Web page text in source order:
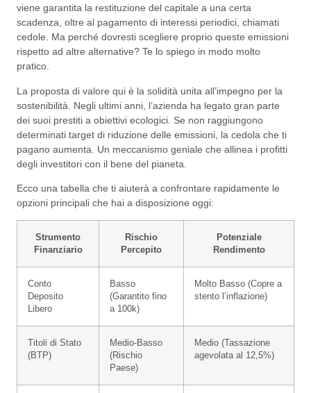
viene garantita la restituzione del capitale a una certa
scadenza, oltre al pagamento di interessi periodici, chiamati
cedole. Ma perché dovresti scegliere proprio queste emissioni
rispetto ad altre alternative? Te lo spiego in modo molto
pratico.
La proposta di valore qui è la solidità unita all’impegno per la
sostenibilità. Negli ultimi anni, l’azienda ha legato gran parte
dei suoi prestiti a obiettivi ecologici. Se non raggiungono
determinati target di riduzione delle emissioni, la cedola che ti
pagano aumenta. Un meccanismo geniale che allinea i profitti
degli investitori con il bene del pianeta.
Ecco una tabella che ti aiuterà a confrontare rapidamente le
opzioni principali che hai a disposizione oggi:
Strumento
Finanziario
Rischio
Percepito
Potenziale
Rendimento
Conto
Deposito
Libero
Basso
(Garantito fino
a 100k)
Molto Basso (Copre a
stento l’inflazione)
Titoli di Stato
(BTP)
Medio-Basso
(Rischio
Paese)
Medio (Tassazione
agevolata al 12,5%)